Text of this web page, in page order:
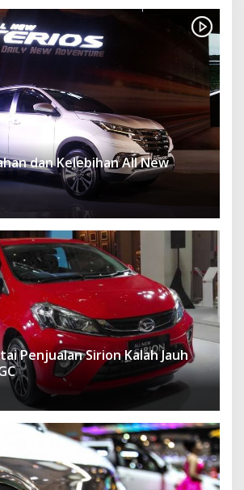
dan Kelebihan All New
Penjualan Sirion Kalah Jauh